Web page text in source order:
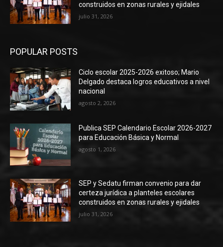
construidos en zonas rurales y ejidales
julio 31, 2026
POPULAR POSTS
Ciclo escolar 2025-2026 exitoso; Mario
Delgado destaca logros educativos a nivel
nacional
agosto 2, 2026
Publica SEP Calendario Escolar 2026-2027
para Educación Básica y Normal
agosto 1, 2026
SEP y Sedatu firman convenio para dar
certeza jurídica a planteles escolares
construidos en zonas rurales y ejidales
julio 31, 2026